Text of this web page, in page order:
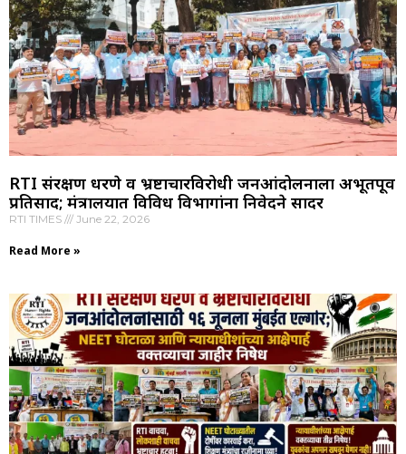
RTI संरक्षण धरणे व भ्रष्टाचारविरोधी जनआंदोलनाला अभूतपूर्व
प्रतिसाद; मंत्रालयात विविध विभागांना निवेदने सादर
RTI TIMES June 22, 2026
Read More »